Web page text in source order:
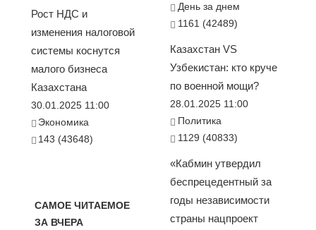
Рост НДС и
изменения налоговой
системы коснутся
малого бизнеса
Казахстана
30.01.2025 11:00
Экономика
143 (43648)
САМОЕ ЧИТАЕМОЕ
ЗА ВЧЕРА
День за днем
1161 (42489)
Казахстан VS
Узбекистан: кто круче
по военной мощи?
28.01.2025 11:00
Политика
1129 (40833)
«Кабмин утвердил
беспрецедентный за
годы независимости
страны нацпроект